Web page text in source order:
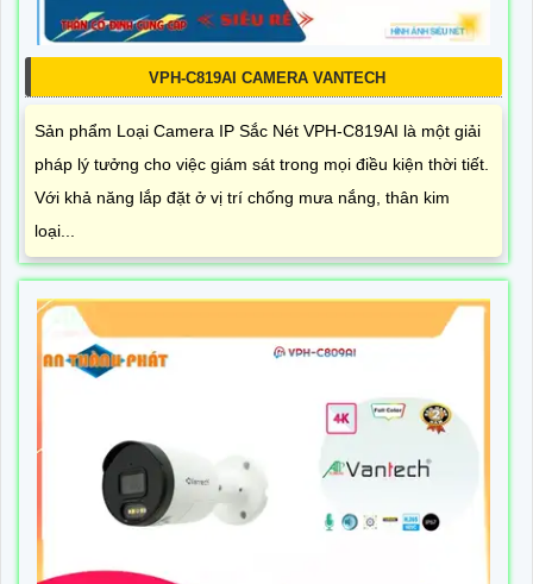
VPH-C819AI CAMERA VANTECH
Sản phẩm Loại Camera IP Sắc Nét VPH-C819AI là một giải
pháp lý tưởng cho việc giám sát trong mọi điều kiện thời tiết.
Với khả năng lắp đặt ở vị trí chống mưa nắng, thân kim
loại...